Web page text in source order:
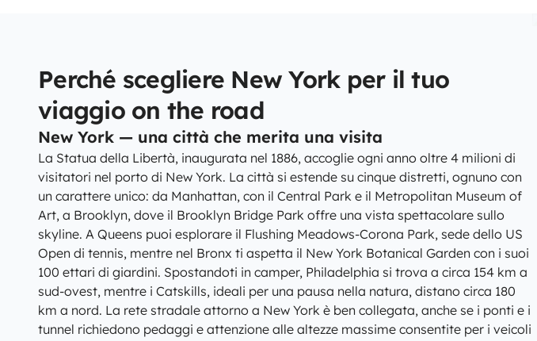
Perché scegliere New York per il tuo
viaggio on the road
New York — una città che merita una visita
La Statua della Libertà, inaugurata nel 1886, accoglie ogni anno oltre 4 milioni di
visitatori nel porto di New York. La città si estende su cinque distretti, ognuno con
un carattere unico: da Manhattan, con il Central Park e il Metropolitan Museum of
Art, a Brooklyn, dove il Brooklyn Bridge Park offre una vista spettacolare sullo
skyline. A Queens puoi esplorare il Flushing Meadows-Corona Park, sede dello US
Open di tennis, mentre nel Bronx ti aspetta il New York Botanical Garden con i suoi
100 ettari di giardini. Spostandoti in camper, Philadelphia si trova a circa 154 km a
sud-ovest, mentre i Catskills, ideali per una pausa nella natura, distano circa 180
km a nord. La rete stradale attorno a New York è ben collegata, anche se i ponti e i
tunnel richiedono pedaggi e attenzione alle altezze massime consentite per i veicoli